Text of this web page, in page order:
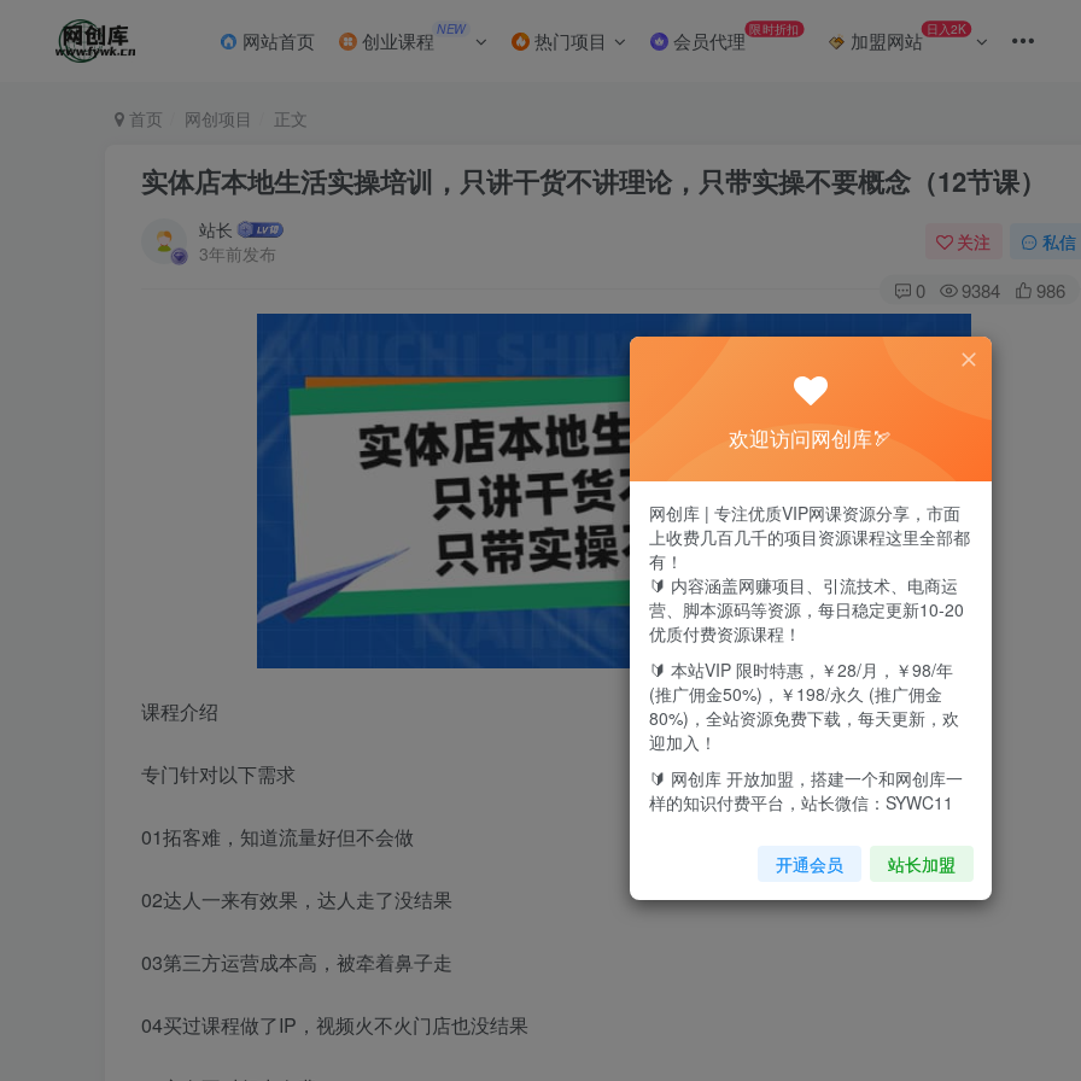
网站首页 创业课程 NEW 热门项目 会员代理 限时折扣 加盟网站 日入2K
首页 网创项目 正文
实体店本地生活实操培训，只讲干货不讲理论，只带实操不要概念（12节课）
站长
3年前发布
关注 私信
0 9384 986
课程介绍
专门针对以下需求
01拓客难，知道流量好但不会做
02达人一来有效果，达人走了没结果
03第三方运营成本高，被牵着鼻子走
04买过课程做了IP，视频火不火门店也没结果
欢迎访问网创库🏹
网创库 | 专注优质VIP网课资源分享，市面
上收费几百几千的项目资源课程这里全部都
有！
🔰 内容涵盖网赚项目、引流技术、电商运
营、脚本源码等资源，每日稳定更新10-20
优质付费资源课程！
🔰 本站VIP 限时特惠，￥28/月，￥98/年
(推广佣金50%)，￥198/永久 (推广佣金
80%)，全站资源免费下载，每天更新，欢
迎加入！
🔰 网创库 开放加盟，搭建一个和网创库一
样的知识付费平台，站长微信：SYWC11
开通会员 站长加盟